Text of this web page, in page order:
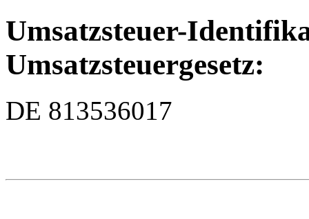
Umsatzsteuer-
Umsatzsteuergesetz:
DE 813536017